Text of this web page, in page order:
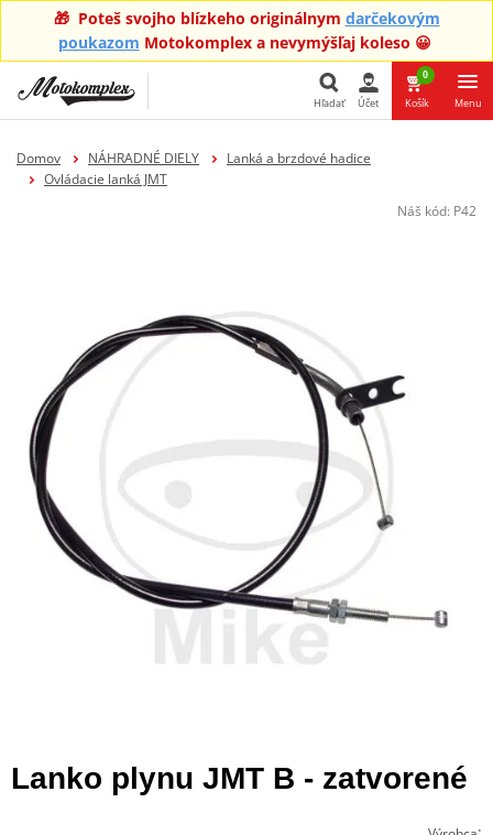
🎁 Poteš svojho blízkeho originálnym darčekovým
poukazom Motokomplex a nevymýšľaj koleso 😀
Hľadať Účet
0
Košík Menu
Domov NÁHRADNÉ DIELY
Lanká a brzdové hadice
Ovládacie lanká JMT
Náš kód: P42
Lanko plynu JMT B - zatvorené